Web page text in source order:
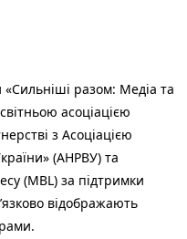
разом: Медіа та
асоціацією
з Асоціацією
(АНРВУ) та
(MBL) за підтримки
відображають